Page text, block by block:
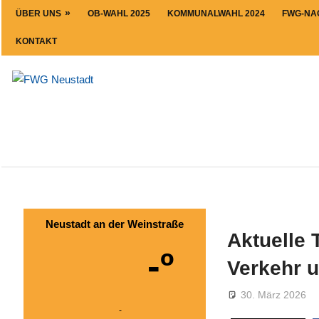
Zum
springen
ÜBER UNS OB-WAHL 2025 KOMMUNALWAHL 2024 FWG-
KONTAKT
Aktuelle
Verkehr
30. März 2026
Neustadt an der Weinstraße
-º
-